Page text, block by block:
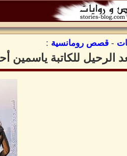
- قصص رومانسية :
الرحيل للكاتبة ياسمين